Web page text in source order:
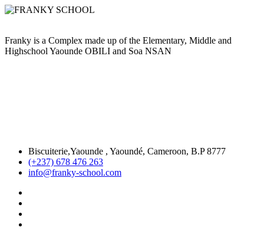
Franky is a Complex made up of the Elementary, Middle and
Highschool Yaounde OBILI and Soa NSAN
Biscuiterie,Yaounde , Yaoundé, Cameroon, B.P 8777
(+237) 678 476 263
info@franky-school.com